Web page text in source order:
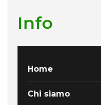
Info
Home
Chi siamo